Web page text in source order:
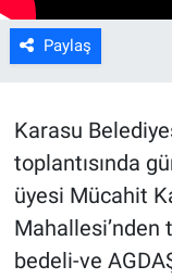
Paylaş
Karasu
toplantısında
üyesi Mücahit
Mahallesi’nden
bedeli-ve